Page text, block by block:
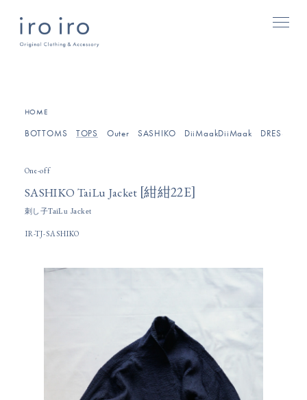
HOME
BOTTOMS TOPS Outer SASHIKO DiiMaakDiiMaak DRESSES/
One-off
SASHIKO TaiLu Jacket [紺紺22E]
刺し子TaiLu Jacket
IR-TJ-SASHIKO